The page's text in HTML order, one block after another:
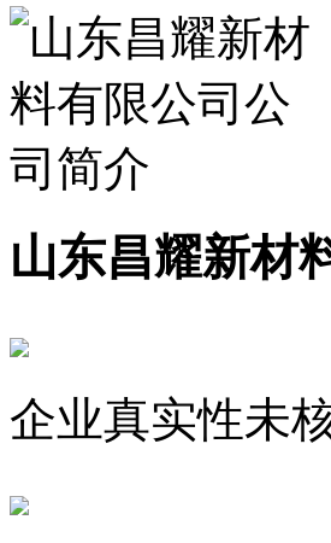
山东昌耀新材
企业真实性未